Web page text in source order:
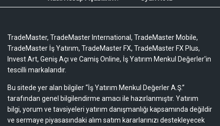
TradeMaster, TradeMaster International, TradeMaster Mobile,
TradeMaster İş Yatırım, TradeMaster FX, TradeMaster FX Plus,
Invest Art, Geniş Açı ve Camiş Online, İş Yatırım Menkul Değerler'in
tescilli markalarıdır.
Bu sitede yer alan bilgiler “İş Yatırım Menkul Değerler A.Ş.”
tarafından genel bilgilendirme amacı ile hazırlanmıştır. Yatırım
bilgi, yorum ve tavsiyeleri yatırım danışmanlığı kapsamında değildir
ve sermaye piyasasındaki alım satım kararlarınızı destekleyecek